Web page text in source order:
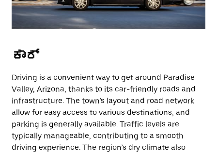
ಕಾರ್
Driving is a convenient way to get around Paradise
Valley, Arizona, thanks to its car-friendly roads and
infrastructure. The town’s layout and road network
allow for easy access to various destinations, and
parking is generally available. Traffic levels are
typically manageable, contributing to a smooth
driving experience. The region’s dry climate also